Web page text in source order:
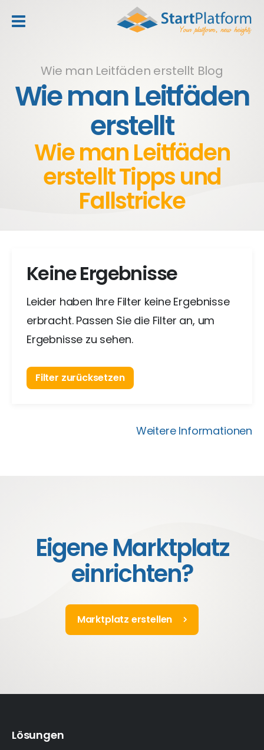
Wie man Leitfäden erstellt Blog
Wie man Leitfäden
erstellt
Wie man Leitfäden
erstellt Tipps und
Fallstricke
Keine Ergebnisse
Leider haben Ihre Filter keine Ergebnisse
erbracht. Passen Sie die Filter an, um
Ergebnisse zu sehen.
Filter zurücksetzen
Weitere Informationen
Eigene Marktplatz
einrichten?
Marktplatz erstellen
header_toggle_navigation
Lösungen